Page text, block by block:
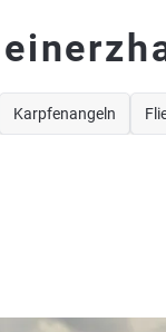
Karpfenangeln